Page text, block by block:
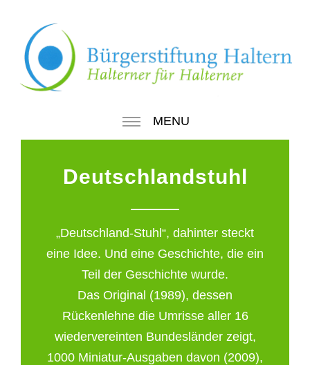
MENU
Deutschlandstuhl
„Deutschland-Stuhl“, dahinter steckt
eine Idee. Und eine Geschichte, die ein
Teil der Geschichte wurde.
Das Original (1989), dessen
Rückenlehne die Umrisse aller 16
wiedervereinten Bundesländer zeigt,
1000 Miniatur-Ausgaben davon (2009),